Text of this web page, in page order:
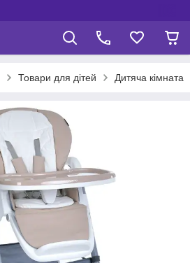
Товари для дітей Дитяча кімната